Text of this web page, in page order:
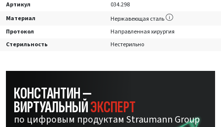
Артикул
034.298
Материал
Нержавеющая сталь
Протокол
Направленная хирургия
Стерильность
Нестерильно
КОНСТАНТИН —
ВИРТУАЛЬНЫЙЭКСПЕРТ
по цифровым продуктам Straumann Group